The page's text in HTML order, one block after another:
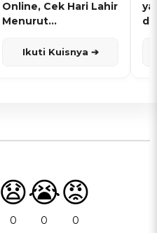
Online, Cek Hari Lahir
Menurut
Ikuti Kuisnya ➔
😧
0
😭
0
😡
0